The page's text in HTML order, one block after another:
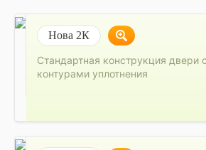
Нова 2К
Стандартная конструкция двери
контурами уплотнения